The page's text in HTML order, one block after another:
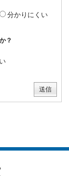
分かりにくい
？